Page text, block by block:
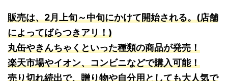
販売は、2月上旬～中旬にかけて開始される。(店舗
によってばらつきアリ！)
丸缶やきんちゃくといった種類の商品が発売！
楽天市場やイオン、コンビニなどで購入可能！
売り切れ続出で、贈り物や自分用としても大人気で